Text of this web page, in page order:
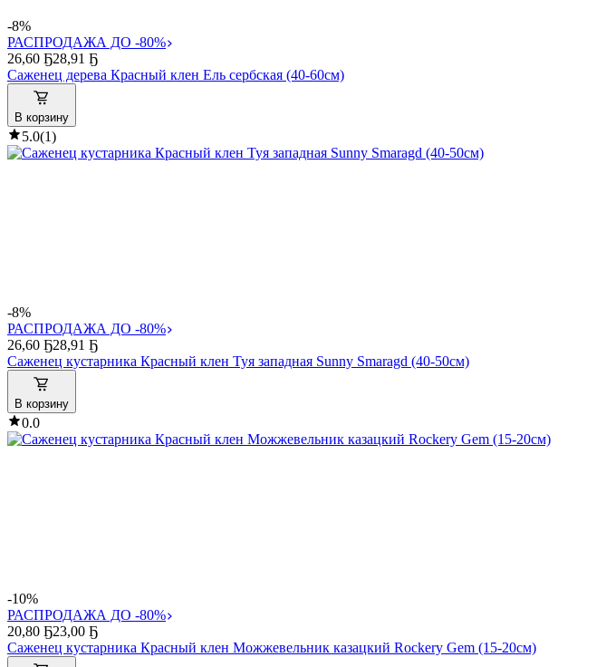
-8%
РАСПРОДАЖА ДО -80%
26,60 Ҕ28,91 Ҕ
Саженец дерева Красный клен Ель сербская (40-60см)
В корзину
5.0(1)
-8%
РАСПРОДАЖА ДО -80%
26,60 Ҕ28,91 Ҕ
Саженец кустарника Красный клен Туя западная Sunny Smaragd (40-50см)
В корзину
0.0
-10%
РАСПРОДАЖА ДО -80%
20,80 Ҕ23,00 Ҕ
Саженец кустарника Красный клен Можжевельник казацкий Rockery Gem (15-20см)